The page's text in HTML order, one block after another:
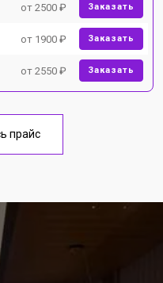
от 2500 ₽ Заказать
от 1900 ₽ Заказать
от 2550 ₽ Заказать
прайс